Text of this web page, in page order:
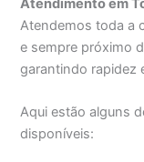
Atendimento em
Atendemos toda a
e sempre próximo
garantindo rapidez
Aqui estão alguns
disponíveis: